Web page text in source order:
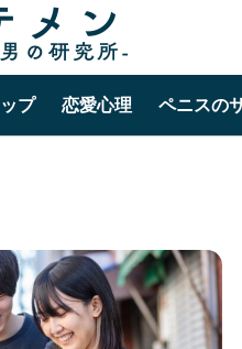
プ 恋愛心理 ペニスの
とは限らない｜脈あり
知ろう！